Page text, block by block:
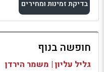
בדיקת זמינות ומחירים
למתחם זה
בדיקת זמינות ומחירים
חופשה בנוף
גליל עליון | משמר הירדן